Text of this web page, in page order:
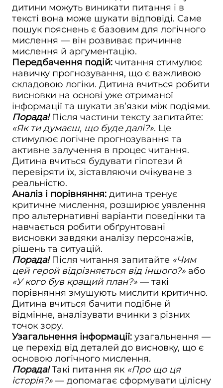
дитини можуть виникати питання і в
тексті вона може шукати відповіді. Саме
пошук пояснень є базовим для логічного
мислення — він розвиває причинне
мислення й аргументацію.
Передбачення подій: читання стимулює
навичку прогнозування, що є важливою
складовою логіки. Дитина вчиться робити
висновки на основі уже отриманої
інформації та шукати зв’язки між подіями.
Порада!Після частини тексту запитайте:
«Як ти думаєш, що буде далі?». Це
стимулює логічне прогнозування та
активне залучення в процес читання.
Дитина вчиться будувати гіпотези й
перевіряти їх, зіставляючи очікуване з
реальністю.
Аналіз і порівняння: дитина тренує
критичне мислення, розширює уявлення
про альтернативні варіанти поведінки та
навчається робити обґрунтовані
висновки завдяки аналізу персонажів,
рішень та ситуацій.
Порада! Після читання запитайте «Чим
цей герой відрізняється від іншого?» або
«У кого був кращий план?» — такі
порівняння змушують мислити критично.
Дитина вчиться бачити подібне й
відмінне, аналізувати вчинки з різних
точок зору.
Узагальнення інформації: узагальнення —
це перехід від деталей до висновку, що є
основою логічного мислення.
Порада!Такі питання як «Про що ця
історія?» — допомагає сформувати цілісну